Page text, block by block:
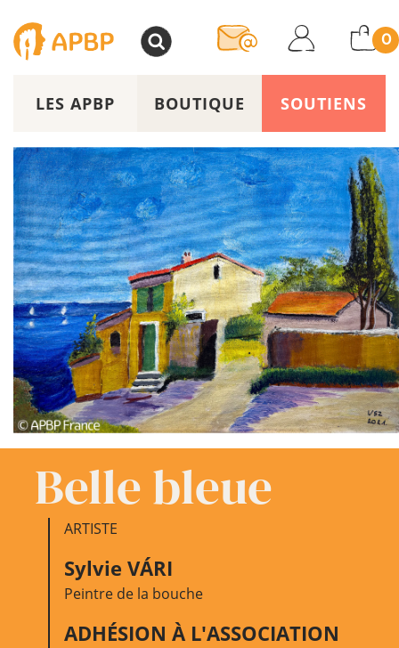
0
LES APBP BOUTIQUE SOUTIENS
Belle bleue
ARTISTE
Sylvie VÁRI
Peintre de la bouche
ADHÉSION À L'ASSOCIATION